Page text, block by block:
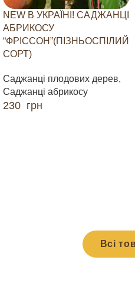
NEW В УКРАЇНІ! САДЖАНЦІ
АБРИКОСУ
“ФРІССОН”(ПІЗНЬОСПІЛИЙ
СОРТ)
Саджанці плодових дерев,
Саджанці абрикосу
230 грн
Всі